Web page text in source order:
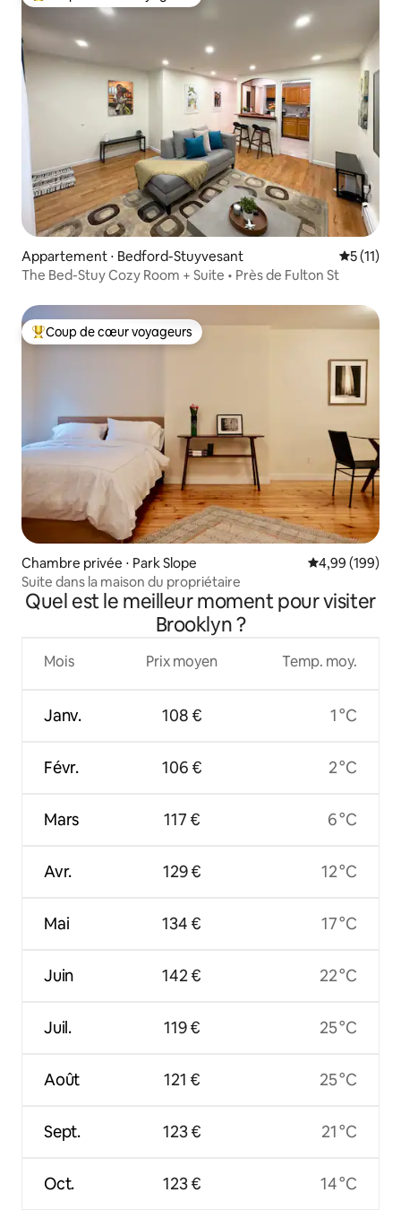
Appartement ⋅ Bedford-Stuyvesant
5 (11)
The Bed-Stuy Cozy Room + Suite • Près de Fulton St
Coups de cœur voyageurs les plus appréciés
Coup de cœur voyageurs
Chambre privée ⋅ Park Slope Évaluation
4,99 (199)
Suite dans la maison du propriétaire
Quel est le meilleur moment pour visiter
Brooklyn ?
Mois
Janv.
Févr.
Mars
Avr.
Mai
Juin
Juil.
Août
Sept.
Oct.
Prix moyen
108 €
106 €
117 €
129 €
134 €
142 €
119 €
121 €
123 €
123 €
Temp. moy.
1 °C
2 °C
6 °C
12 °C
17 °C
22 °C
25 °C
25 °C
21 °C
14 °C